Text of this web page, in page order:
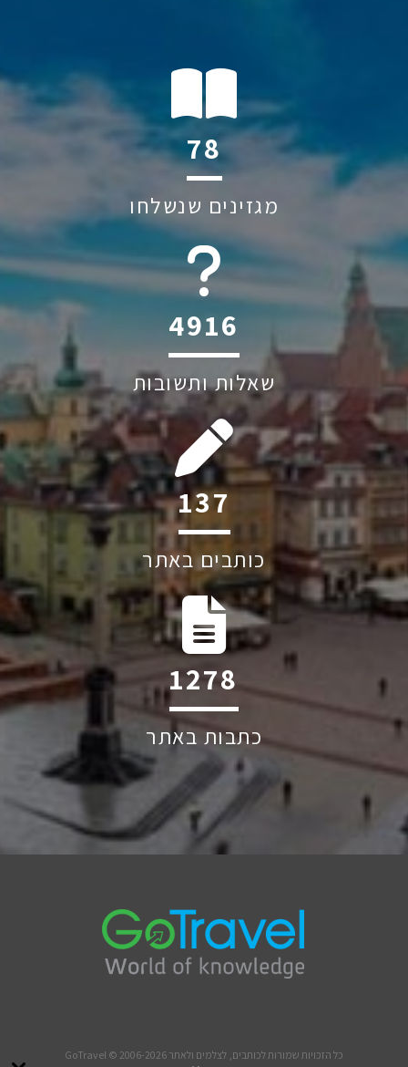
94
מגזינים שנשלחו
5875
שאלות ותשובות
164
כותבים באתר
1527
כתבות באתר
כל הזכויות שמורות לכותבים, לצלמים ולאתר GoTravel © 2006-2026